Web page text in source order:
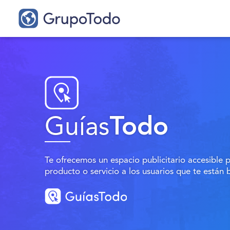
GuíasTodo
Te ofrecemos un espacio publicitario accesible
producto o servicio a los usuarios que te están